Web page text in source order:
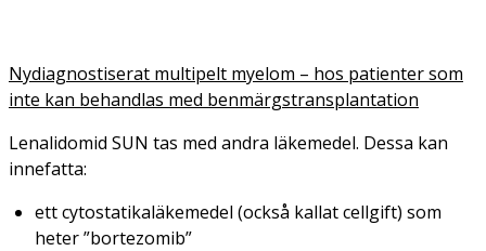
Nydiagnostiserat multipelt myelom – hos patienter som
inte kan behandlas med benmärgstransplantation
Lenalidomid SUN tas med andra läkemedel. Dessa kan
innefatta:
ett cytostatikaläkemedel (också kallat cellgift) som
heter ”bortezomib”